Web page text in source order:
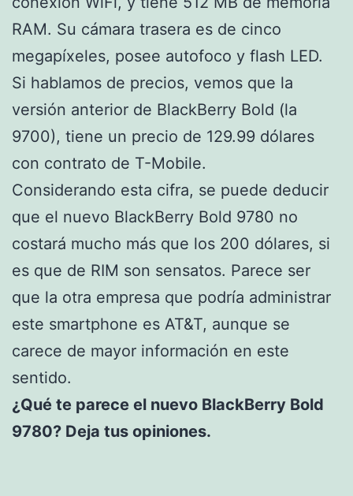
RAM. Su cámara trasera es de cinco
megapíxeles, posee autofoco y flash LED.
Si hablamos de precios, vemos que la
versión anterior de BlackBerry Bold (la
9700), tiene un precio de 129.99 dólares
con contrato de T-Mobile.
Considerando esta cifra, se puede deducir
que el nuevo BlackBerry Bold 9780 no
costará mucho más que los 200 dólares, si
es que de RIM son sensatos. Parece ser
que la otra empresa que podría administrar
este smartphone es AT&T, aunque se
carece de mayor información en este
sentido.
¿Qué te parece el nuevo BlackBerry Bold
9780? Deja tus opiniones.